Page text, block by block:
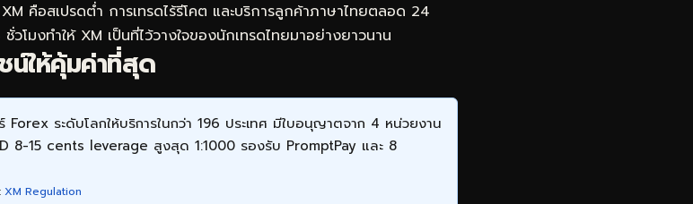
คือสเปรดต่ำ การเทรดไร้รีโคต และบริการลูกค้าภาษาไทยตลอด 24
วโมงทำให้ XM เป็นที่ไว้วางใจของนักเทรดไทยมาอย่างยาวนาน
น์ให้คุ้มค่าที่สุด
Forex ระดับโลกให้บริการในกว่า 196 ประเทศ มีใบอนุญาตจาก 4 หน่วยงาน
8-15 cents leverage สูงสุด 1:1000 รองรับ PromptPay และ 8
XM Regulation